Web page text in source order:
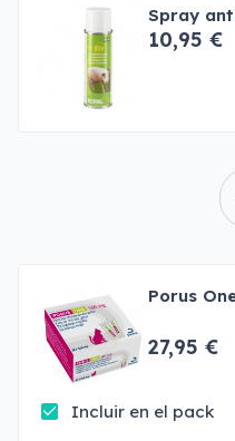
Spray
10,95 €
Porus
27,95 €
Incluir en el pack